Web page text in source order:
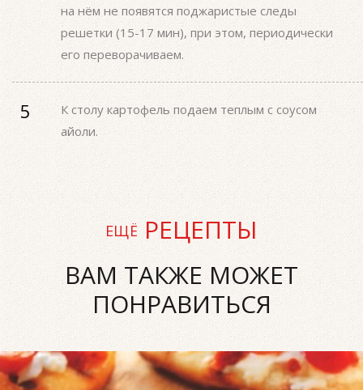
на нём не появятся поджаристые следы
решетки (15-17 мин), при этом, периодически
его переворачиваем.
К столу картофель подаем теплым с соусом
айоли.
ЕЩЁ РЕЦЕПТЫ
ВАМ ТАКЖЕ МОЖЕТ
ПОНРАВИТЬСЯ